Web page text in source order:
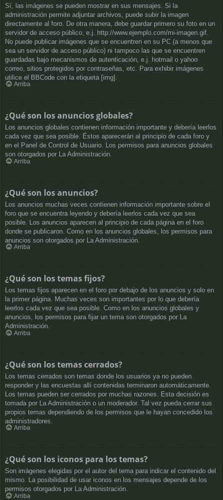
Sí, las imágenes se pueden mostrar en sus mensajes. Si la
administración permite adjuntar archivos, puede subir la imagen
directamente al foro. De otra manera, debe guardar primero su foto en un
servidor de acceso público, e.j. http://www.ejemplo.com/mi-imagen.gif.
No puede publicar imágenes que se encuentren en su PC (a menos que
sea un servidor de acceso público) ni tampoco las que se encuentren
guardadas bajo mecanismos de autenticación, e.j. hotmail o yahoo
correo, sitios protegidos por contraseñas, etc. Para exhibir imágenes
utilice el BBCode con la etiqueta [img].
Arriba
¿Qué son los anuncios globales?
Los anuncios globales contienen información importante y debería leerlos
cada vez que sea posible. Éstos aparecerán al principio de cada foro y
en el Panel de Control de Usuario. Los permisos para anuncios globales
son otorgados por La Administración.
Arriba
¿Qué son los anuncios?
Los anuncios muchas veces contienen información importante sobre el
foro que se encuentra leyendo y debería leerlos cada vez que sea
posible. Los anuncios aparecen al principio de cada página en el foro
donde se publicaron. Como en los anuncios globales, los permisos para
anuncios son otorgados por La Administración.
Arriba
¿Qué son los temas fijos?
Los temas fijos aparecen en el foro por debajo de los anuncios y solo en
la primer página. Muchas veces son importantes por lo que debería
leerlos cada vez que sea posible. Como en los anuncios globales y
anuncios, los permisos para fijar un tema son otorgados por La
Administración.
Arriba
¿Qué son los temas cerrados?
Los temas cerrados son temas donde los usuarios ya no pueden
responder y las encuestas allí contenidas terminaron automáticamente.
Los temas pueden ser cerrados por muchas razones. Esta decisión es
tomada por La Administración o un moderador. Tal vez pueda cerrar sus
propios temas dependiendo de los permisos que le hayan concedido los
administradores.
Arriba
¿Qué son los iconos para los temas?
Son imágenes elegidas por el autor del tema para indicar el contenido del
mismo. La posibilidad de usar iconos en los mensajes depende de los
permisos otorgados por La Administración.
Arriba